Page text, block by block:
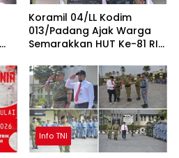
Koramil 04/LL Kodim
013/Padang Ajak Warga
Semarakkan HUT Ke-81 RI
Info TNI